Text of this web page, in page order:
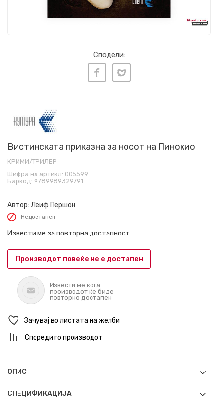
Сподели:
Вистинската приказна за носот на Пинокио
КРИМИ/ТРИЛЕР
Шифра на артикл: 005599
Баркод: 9789989329791
Автор: Леиф Першон
Недостапен
Извести ме за повторна достапност
Производот повеќе не е достапен
Извести ме кога
производот ќе биде
повторно достапен
Зачувај во листата на желби
Спореди го производот
ОПИС
СПЕЦИФИКАЦИЈА